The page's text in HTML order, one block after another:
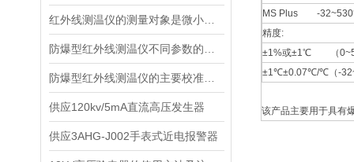
供应120kv/5mA直流高压发生器
供应3AHG-J002手表式近电报警器
MS Plus -
精度:
±1%或±1℃ （
±1℃±0.07℃/℃（-
该产品主要用于具有